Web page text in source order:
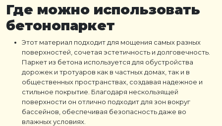
Где можно использовать
бетонопаркет
Этот материал подходит для мощения самых разных
поверхностей, сочетая эстетичность и долговечность.
Паркет из бетона используется для обустройства
дорожек и тротуаров как в частных домах, так и в
общественных пространствах, создавая надежное и
стильное покрытие. Благодаря нескользящей
поверхности он отлично подходит для зон вокруг
бассейнов, обеспечивая безопасность даже во
влажных условиях.